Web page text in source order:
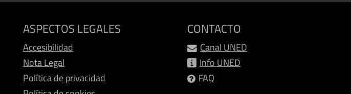
ASPECTOS LEGALES
Accesibilidad
Nota Legal
Política de privacidad
CONTACTO
Canal UNED
Info UNED
FAQ